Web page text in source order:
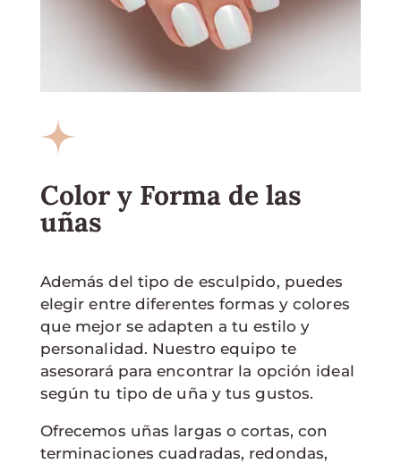
Color y Forma de las
uñas
Además del tipo de esculpido, puedes
elegir entre diferentes formas y colores
que mejor se adapten a tu estilo y
personalidad. Nuestro equipo te
asesorará para encontrar la opción ideal
según tu tipo de uña y tus gustos.
Ofrecemos uñas largas o cortas, con
terminaciones cuadradas, redondas,